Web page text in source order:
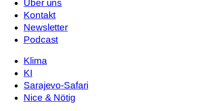
Über uns
Kontakt
Newsletter
Podcast
Klima
KI
Sarajevo-Safari
Nice & Nötig